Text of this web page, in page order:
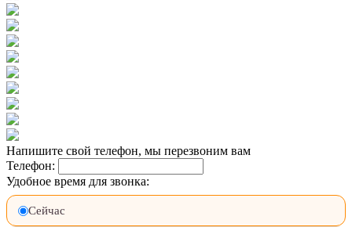
Напишите свой телефон, мы перезвоним вам
Телефон:
Удобное время для звонка:
Сейчас